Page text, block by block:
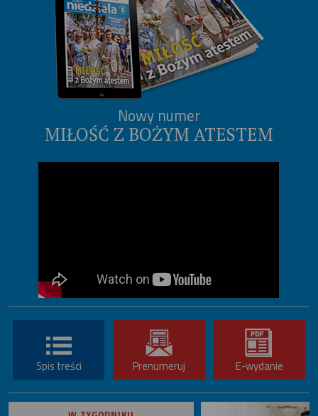
Nowy numer
MIŁOŚĆ Z BOŻYM ATESTEM
Spis treści Prenumeruj E-wydanie